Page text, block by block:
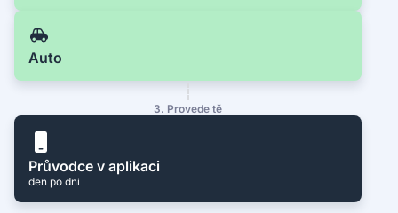
Auto
3. Provede tě
Průvodce v aplikaci
den po dni